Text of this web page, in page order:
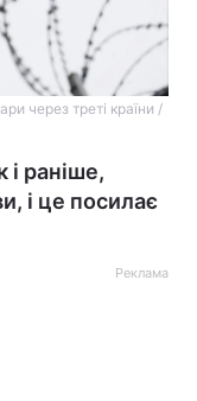
через треті країни /
і раніше,
і це посилає
Реклама